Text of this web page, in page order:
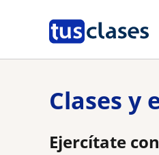
Clases y
Ejercítate